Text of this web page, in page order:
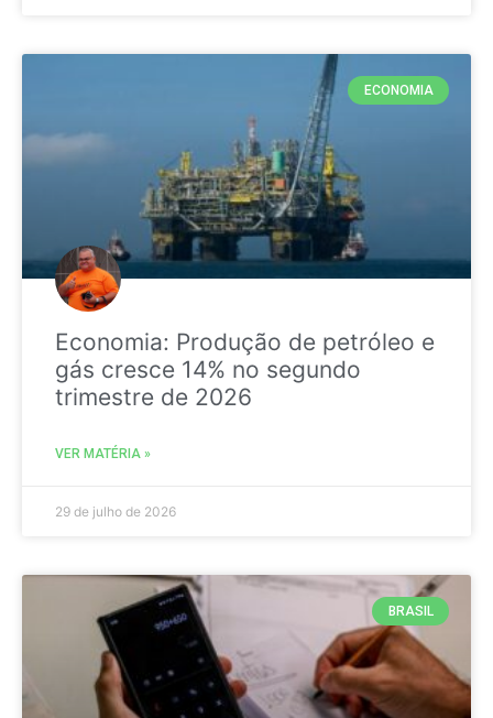
ECONOMIA
Economia: Produção de petróleo e
gás cresce 14% no segundo
trimestre de 2026
VER MATÉRIA »
29 de julho de 2026
BRASIL